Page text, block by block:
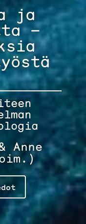
ja
–
Anne